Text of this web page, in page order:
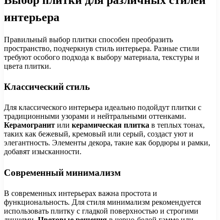
интерьера
Правильный выбор плитки способен преобразить
пространство, подчеркнув стиль интерьера. Разные стили
требуют особого подхода к выбору материала, текстуры и
цвета плитки.
Классический стиль
Для классического интерьера идеально подойдут плитки с
традиционными узорами и нейтральными оттенками.
Керамогранит или керамическая плитка в теплых тонах,
таких как бежевый, кремовый или серый, создаст уют и
элегантность. Элементы декора, такие как бордюры и рамки,
добавят изысканности.
Современный минимализм
В современных интерьерах важна простота и
функциональность. Для стиля минимализм рекомендуется
использовать плитку с гладкой поверхностью и строгими